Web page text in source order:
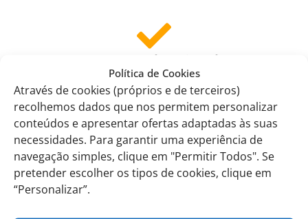
Política de Cookies
Através de cookies (próprios e de terceiros)
recolhemos dados que nos permitem personalizar
conteúdos e apresentar ofertas adaptadas às suas
necessidades. Para garantir uma experiência de
navegação simples, clique em "Permitir Todos". Se
pretender escolher os tipos de cookies, clique em
“Personalizar”.
Após validação e pagamento das taxas associadas,
assim como assinatura de todos os documentos
necessários, o processo de inscrição do seu educando
na EITV está concluído!
Irá receber:
● Um email de aceitação
● Um acordo de inscrição
● O recibo das transações